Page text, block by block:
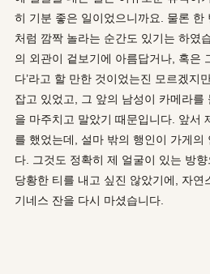
히 기분 좋은 일이었으니까요. 물론 한
처럼 깜짝 놀라는 순간도 있기는 하였
의 외관이 겉보기에 아름답거나, 혹은
다’라고 할 만한 것이었는진 모르겠지
잡고 있었고, 그 앞의 남성이 카메라를
을 마주치고 말았기 때문입니다. 앞서
를 했었는데, 설마 밖의 행인이 가게의
다. 그것도 정확히 제 얼굴이 있는 방
당황한 티를 내고 싶진 않았기에, 자연
기네스 잔을 다시 마셨습니다.